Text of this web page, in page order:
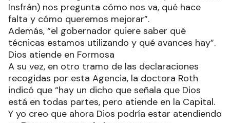
Insfrán) nos pregunta cómo nos va, qué hace
falta y cómo queremos mejorar”.
Además, “el gobernador quiere saber qué
técnicas estamos utilizando y qué avances hay”.
Dios atiende en Formosa
A su vez, en otro tramo de las declaraciones
recogidas por esta Agencia, la doctora Roth
indicó que “hay un dicho que señala que Dios
está en todas partes, pero atiende en la Capital.
Y yo creo que ahora Dios podría estar atendiendo